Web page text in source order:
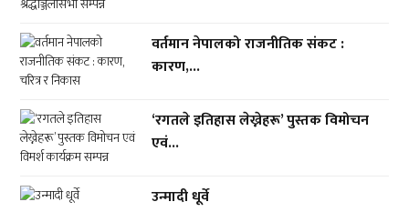
वर्तमान नेपालको राजनीतिक संकट :
कारण,...
‘रगतले इतिहास लेख्नेहरू’ पुस्तक विमोचन
एवं...
उन्मादी धूर्वे